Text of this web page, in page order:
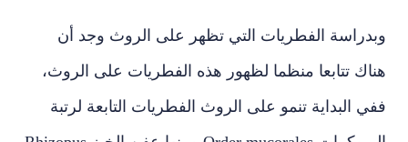
وبدراسة الفطريات التي تظهر على الروث وجد أن
هناك تتابعا منظما لظهور هذه الفطريات على الروث،
ففي البداية تنمو على الروث الفطريات التابعة لرتبة